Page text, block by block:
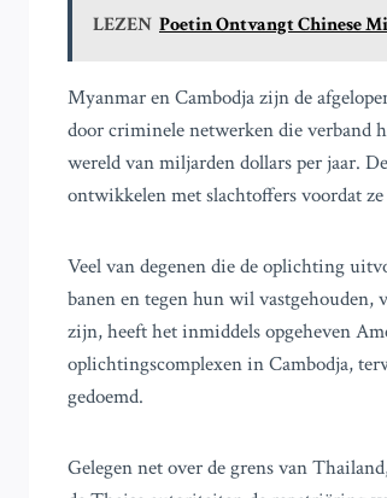
LEZEN Poetin Ontvangt Chinese
Myanmar en Cambodja zijn de
door criminele netwerken die verband
wereld van miljarden dollars per jaar.
ontwikkelen met slachtoffers voordat
Veel van degenen die de oplichting
banen en tegen hun wil
zijn, heeft het inmiddels opgeheven
oplichtingscomplexen in Cambodja,
gedoemd.
Gelegen net over de grens van